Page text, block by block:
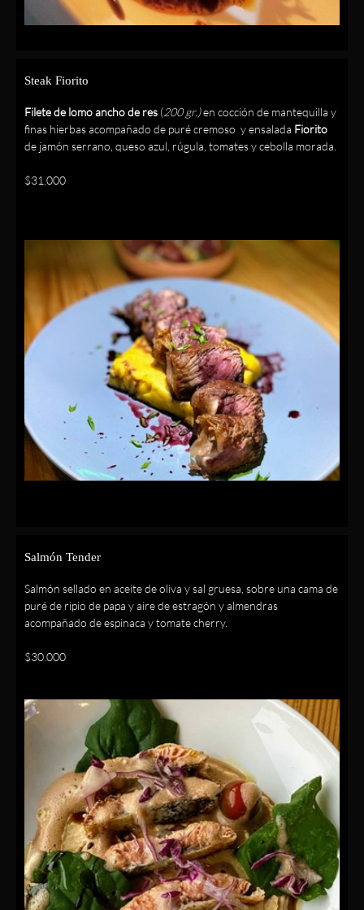
Steak Fiorito
Filete de lomo ancho de res (200 gr.)en cocción de mantequilla y
finas hierbas acompañado de puré cremoso y ensalada Fiorito
de jamón serrano, queso azul, rúgula, tomates y cebolla morada.
$31.000
Salmón Tender
Salmón sellado en aceite de oliva y sal gruesa, sobre una cama de
puré de ripio de papa y aire de estragón y almendras
acompañado de espinaca y tomate cherry.
$30.000